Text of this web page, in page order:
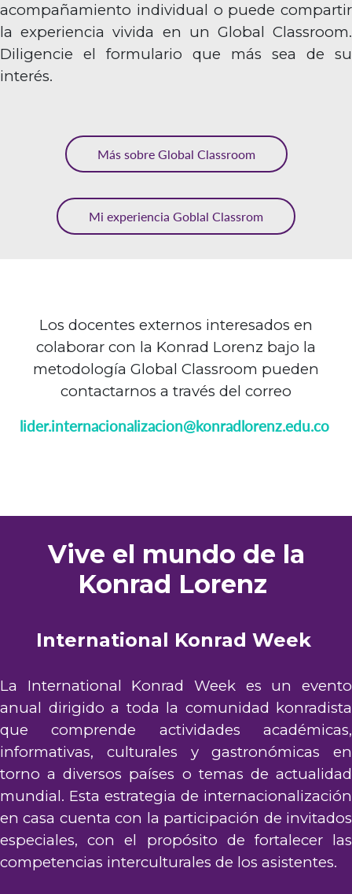
acompañamiento individual o puede compartir
la experiencia vivida en un Global Classroom.
Diligencie el formulario que más sea de su
interés.
Más sobre Global Classroom
Mi experiencia Goblal Classrom
Los docentes externos interesados en
colaborar con la Konrad Lorenz bajo la
metodología Global Classroom pueden
contactarnos a través del correo
lider.internacionalizacion@konradlorenz.edu.co
Vive el mundo de la
Konrad Lorenz
International Konrad Week
La International Konrad Week es un evento
anual dirigido a toda la comunidad konradista
que comprende actividades académicas,
informativas, culturales y gastronómicas en
torno a diversos países o temas de actualidad
mundial. Esta estrategia de internacionalización
en casa cuenta con la participación de invitados
especiales, con el propósito de fortalecer las
competencias interculturales de los asistentes.